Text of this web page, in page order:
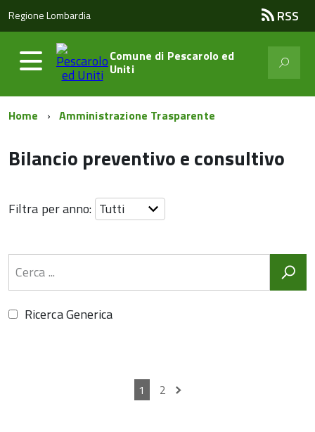
Regione Lombardia RSS
Comune di Pescarolo ed
Uniti
Home Amministrazione Trasparente
Bilancio preventivo e consultivo
Filtra per anno:
Ricerca Generica
1 2